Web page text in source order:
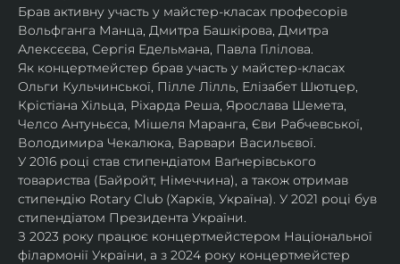
Брав активну участь у майстер-класах професорів
Вольфганга Манца, Дмитра Башкірова, Дмитра
Алексєєва, Сергія Едельмана, Павла Гілілова.
Як концертмейстер брав участь у майстер-класах
Ольги Кульчинської, Пілле Лілль, Елізабет Шютцер,
Крістіана Хільца, Ріхарда Реша, Ярослава Шемета,
Челсо Антуньєса, Мішеля Маранга, Єви Рабчевської,
Володимира Чекалюка, Варвари Васильєвої.
У 2016 році став стипендіатом Ваґнерівського
товариства (Байройт, Німеччина), а також отримав
стипендію Rotary Club (Харків, Україна). У 2021 році був
стипендіатом Президента України.
З 2023 року працює концертмейстером Національної
філармонії України, а з 2024 року концертмейстер